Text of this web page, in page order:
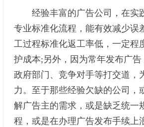
经验丰富的广告公司，在实
专业标准化流程，能有效减少误
工过程标准化返工率低，一定程
护成本;另外，因为常年发布广
政府部门、竞争对手等打交道，
力。至于那些经验欠缺的公司，
解广告主的需求，或是缺乏统一
程，或是在办理广告发布手续上